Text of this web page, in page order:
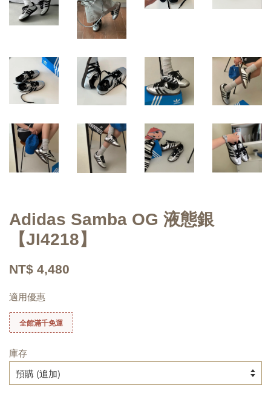
Adidas Samba OG 液態銀
【JI4218】
NT$ 4,480
適用優惠
全館滿千免運
庫存